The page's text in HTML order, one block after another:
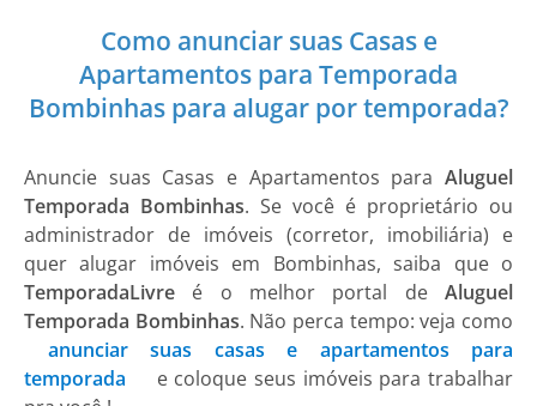
Como anunciar suas Casas e
Apartamentos para Temporada
Bombinhas para alugar por temporada?
Anuncie suas Casas e Apartamentos paraAluguel
Temporada Bombinhas. Se você é proprietário ou
administrador de imóveis (corretor, imobiliária) e
quer alugar imóveis em Bombinhas, saiba que o
TemporadaLivre é o melhor portal de Aluguel
Temporada Bombinhas. Não perca tempo: veja como
anunciar suas casas e apartamentos para
temporada
e coloque seus imóveis para trabalhar